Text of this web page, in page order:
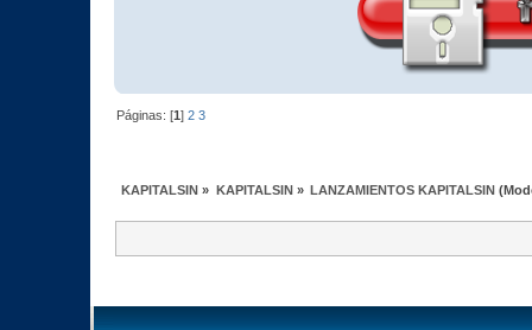
Páginas: [1]2 3
KAPITALSIN » KAPITALSIN» LANZAMIENTOS KAPITALSIN